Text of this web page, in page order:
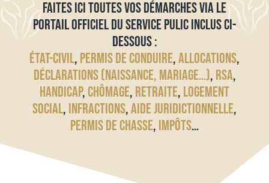
FAITES ICI TOUTES VOS DÉMARCHES VIA LE
PORTAIL OFFICIEL DU SERVICE PULIC INCLUS CI-
DESSOUS :
ÉTAT-CIVIL, PERMIS DE CONDUIRE,ALLOCATIONS,
DÉCLARATIONS (NAISSANCE, MARIAGE…), RSA,
HANDICAP, CHÔMAGE, RETRAITE, LOGEMENT
SOCIAL, INFRACTIONS,AIDE JURIDICTIONNELLE,
PERMIS DE CHASSE, IMPÔTS…